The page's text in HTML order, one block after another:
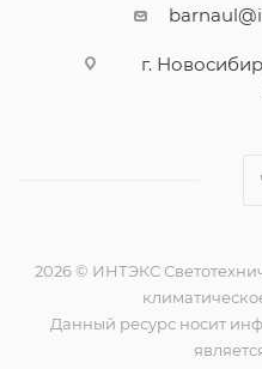
г.
2026 © ИНТЭКС
Данный ресурс носит